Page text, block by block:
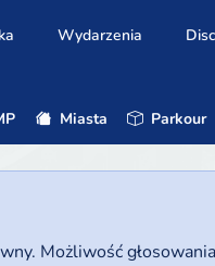
Wydarzenia
Miasta Parkour
Możliwość